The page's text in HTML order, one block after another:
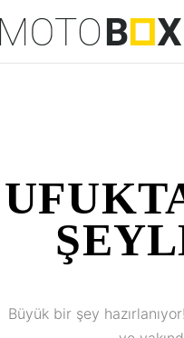
Büyük bir şey